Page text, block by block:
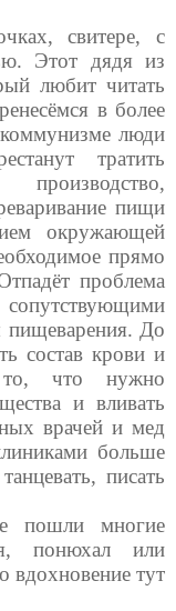
свитере, с
Этот дядя из
любит читать
в более
люди
тратить
пищи
окружающей
прямо
проблема
пищеварения. До
состав крови и
то, что нужно
и вливать
врачей и мед
больше
писать
пошли многие
понюхал или
вдохновение тут